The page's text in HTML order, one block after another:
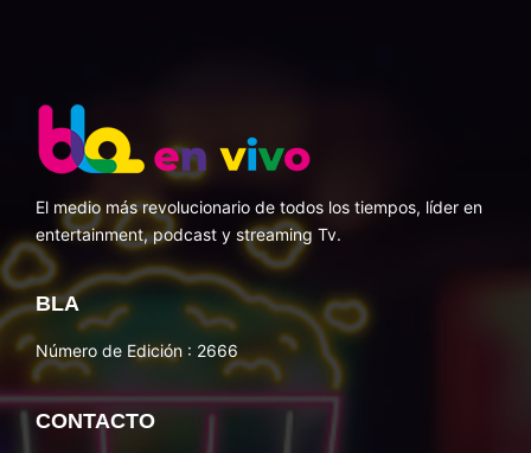
El medio más revolucionario de todos los tiempos, líder en
entertainment, podcast y streaming Tv.
BLA
Número de Edición : 2666
CONTACTO